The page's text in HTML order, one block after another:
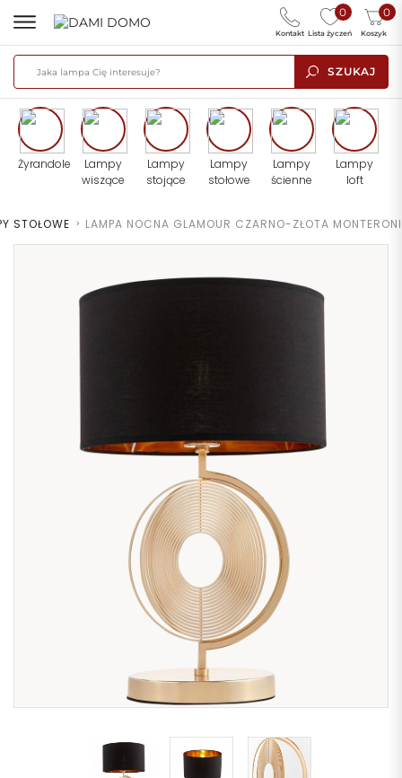
SZUKAJ
0
Lista życzeń
0
Koszyk
Kontakt
Żyrandole
Lampy
wiszące
Lampy
stojące
Lampy
stołowe
Lampy
ścienne
Lampy
loft
STOŁOWE > LAMPA NOCNA GLAMOUR CZARNO-ZŁOTA MONTERONI